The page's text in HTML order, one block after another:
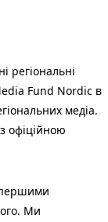
регіональні
Fund Nordic в
медіа.
офіційною
Ми